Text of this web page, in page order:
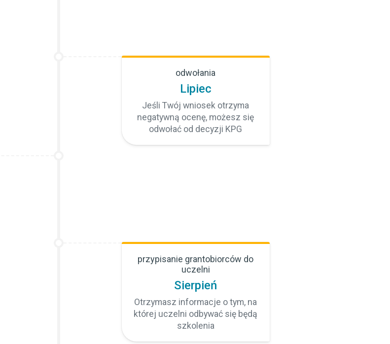
odwołania
Lipiec
Jeśli Twój wniosek otrzyma
negatywną ocenę, możesz się
odwołać od decyzji KPG
przypisanie grantobiorców do
uczelni
Sierpień
Otrzymasz informacje o tym, na
której uczelni odbywać się będą
szkolenia